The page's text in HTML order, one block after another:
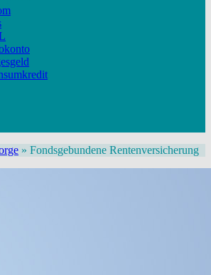
» Fondsgebundene Rentenversicherung